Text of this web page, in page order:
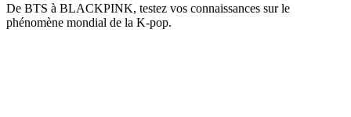
De BTS à BLACKPINK, testez vos connaissances sur le
phénomène mondial de la K-pop.